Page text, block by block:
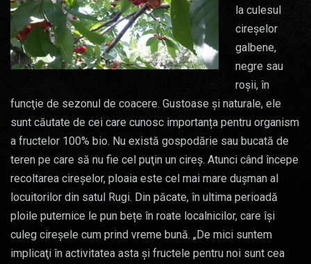
la culesul
cireşelor
galbene,
negre sau
roşii, în
funcţie de sezonul de coacere. Gustoase şi naturale, ele
sunt căutate de cei care cunosc importanța pentru organism
a fructelor 100% bio. Nu există gospodărie sau bucată de
teren pe care să nu fie cel puţin un cireş. Atunci când începe
recoltarea cireşelor, ploaia este cel mai mare duşman al
locuitorilor din satul Rugi. Din păcate, în ultima perioadă
ploile puternice le pun bețe în roate localnicilor, care își
culeg cireșele cum prind vreme bună. „De mici suntem
implicaţi în activitatea asta şi fructele pentru noi sunt cea